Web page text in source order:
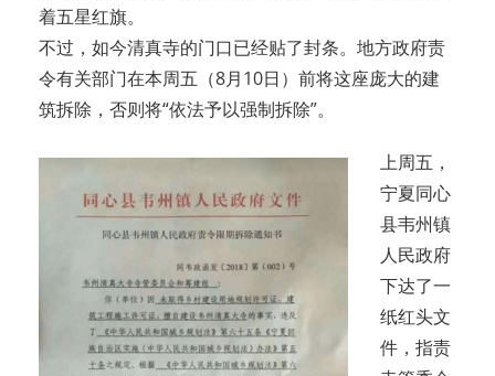
着五星红旗。
不过，如今清真寺的门口已经贴了封条。地方政府责
令有关部门在本周五（8月10日）前将这座庞大的建
筑拆除，否则将“依法予以强制拆除”。
上周五，
宁夏同心
县韦州镇
人民政府
下达了一
纸红头文
件，指责